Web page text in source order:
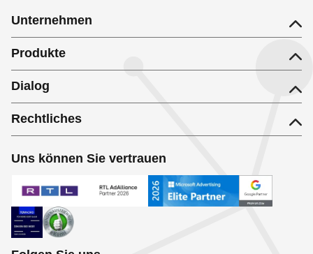
Unternehmen
Produkte
Dialog
Rechtliches
Uns können Sie vertrauen